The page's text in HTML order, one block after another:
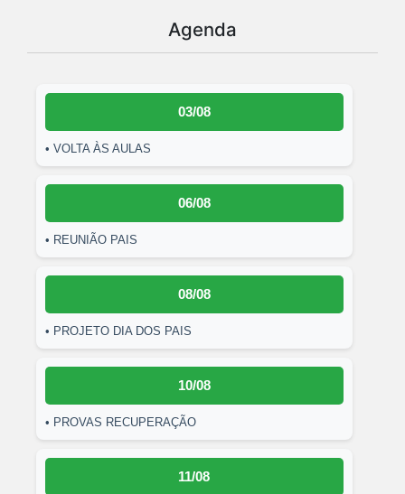
Agenda
03/08
• VOLTA ÀS AULAS
06/08
• REUNIÃO PAIS
08/08
• PROJETO DIA DOS PAIS
10/08
• PROVAS RECUPERAÇÃO
11/08